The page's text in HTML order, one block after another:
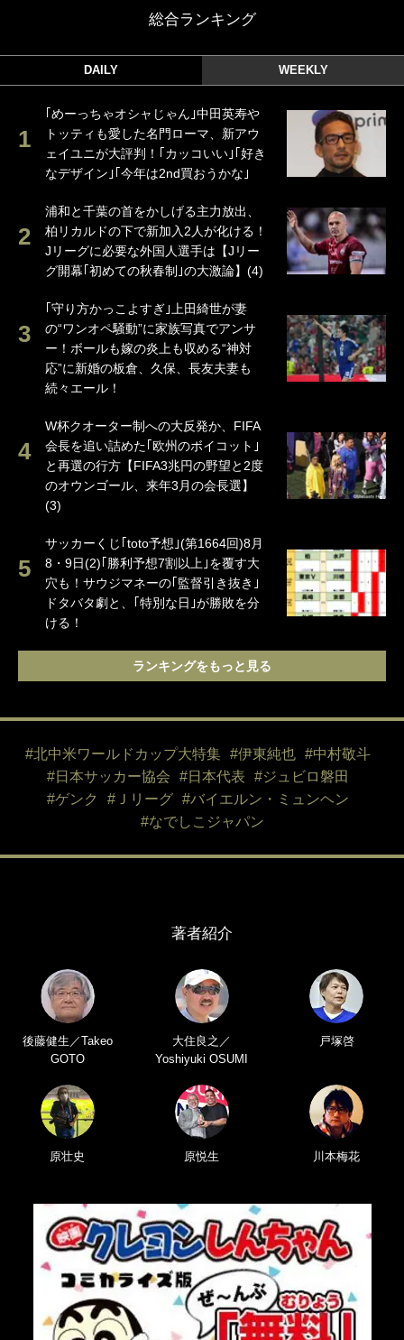
総合ランキング
DAILY WEEKLY
｢めーっちゃオシャじゃん｣中田英寿や
トッティも愛した名門ローマ、新アウ
ェイユニが大評判！｢カッコいい｣｢好き
なデザイン｣｢今年は2nd買おうかな｣
浦和と千葉の首をかしげる主力放出、
柏リカルドの下で新加入2人が化ける！
Jリーグに必要な外国人選手は【Jリー
グ開幕｢初めての秋春制｣の大激論】(4)
｢守り方かっこよすぎ｣上田綺世が妻
の“ワンオペ騒動”に家族写真でアンサ
ー！ボールも嫁の炎上も収める“神対
応”に新婚の板倉、久保、長友夫妻も
続々エール！
W杯クオーター制への大反発か、FIFA
会長を追い詰めた｢欧州のボイコット｣
と再選の行方【FIFA3兆円の野望と2度
のオウンゴール、来年3月の会長選】
(3)
サッカーくじ｢toto予想｣(第1664回)8月
8・9日(2)｢勝利予想7割以上｣を覆す大
穴も！サウジマネーの｢監督引き抜き｣
ドタバタ劇と、｢特別な日｣が勝敗を分
ける！
ランキングをもっと見る
#北中米ワールドカップ大特集 #伊東純也
#中村敬斗
#日本サッカー協会
#日本代表
#ジュビロ磐田
#ゲンク
#Ｊリーグ
#バイエルン・ミュンヘン
#なでしこジャパン
著者紹介
後藤健生／Takeo
GOTO
大住良之／
Yoshiyuki OSUMI
戸塚啓
原壮史 原悦生 川本梅花